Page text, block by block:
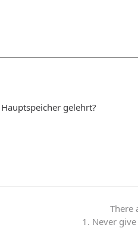
gelehrt?
There
1. Never